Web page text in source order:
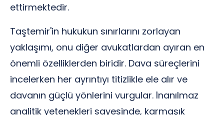
ettirmektedir.
Taştemir'in hukukun sınırlarını zorlayan
yaklaşımı, onu diğer avukatlardan ayıran en
önemli özelliklerden biridir. Dava süreçlerini
incelerken her ayrıntıyı titizlikle ele alır ve
davanın güçlü yönlerini vurgular. İnanılmaz
analitik yetenekleri sayesinde, karmaşık